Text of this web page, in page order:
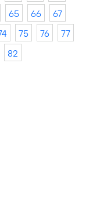
65 66
67
75 76
77
82